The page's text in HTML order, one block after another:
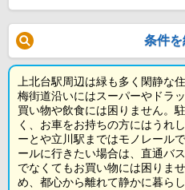
条件
上北台駅周辺は緑も多く閑静な
梅街道沿いにはスーパーやドラ
買い物や飲食には困りません。
く、お車をお持ちの方にはうれ
ーとや立川駅まではモノレール
ールに行きたい場合は、直通バ
でなくてもお買い物には困りま
め、都心から離れて静かに暮ら